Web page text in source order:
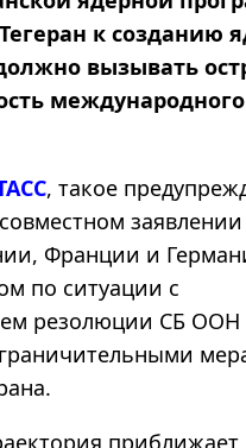
к созданию
вызывать
международного
, такое
заявлении
Франции и
по ситуации с
резолюции СБ ООН
приближает